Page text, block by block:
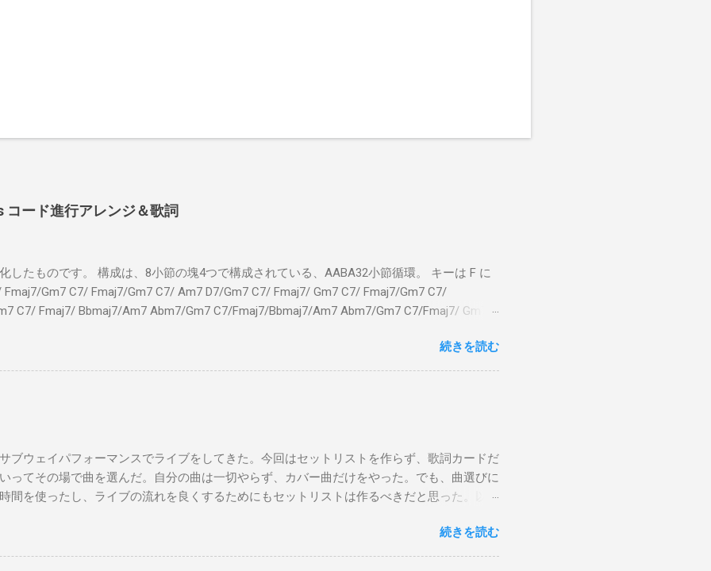
ード進行アレンジ＆歌詞
したものです。 構成は、8小節の塊4つで構成されている、AABA32小節循環。 キーは F に
Gm7 C7/ Fmaj7/Gm7 C7/ Am7 D7/Gm7 C7/ Fmaj7/ Gm7 C7/ Fmaj7/Gm7 C7/
C7/ Fmaj7/ Bbmaj7/Am7 Abm7/Gm7 C7/Fmaj7/Bbmaj7/Am7 Abm7/Gm7 C7/Fmaj7/ Gm7
シューズ Gm7 C7 Am とてもお気に入りなのさ D7 Gm7 C7 Fmaj7 どこへ行く
僕のスウェードシューズ Gm7 C7 Fmaj7 先の尖ったシューズ Gm7 C7
さ D7 Gm7 C7 Fmaj7 いつも気分最高 Bbmaj7 Am7 Abm7 こい...
続きを読む
ブウェイパフォーマンスでライブをしてきた。今回はセットリストを作らず、歌詞カードだ
ってその場で曲を選んだ。自分の曲は一切やらず、カバー曲だけをやった。でも、曲選びに
間を使ったし、ライブの流れを良くするためにもセットリストは作るべきだと思った。以下
ない違う曲をやる予定です。是非お越しください。 A change is gonna come Gee, baby, ain't I
Michelle All Of Me Susie Q St. Louis Blues Amado Mio 上を向いて歩こう The Dock Of The
続きを読む